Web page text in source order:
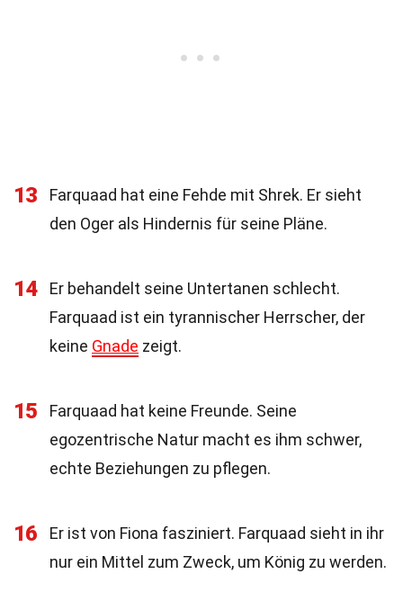
13
Farquaad hat eine Fehde mit Shrek. Er sieht
den Oger als Hindernis für seine Pläne.
14
Er behandelt seine Untertanen schlecht.
Farquaad ist ein tyrannischer Herrscher, der
keine Gnade zeigt.
15
Farquaad hat keine Freunde. Seine
egozentrische Natur macht es ihm schwer,
echte Beziehungen zu pflegen.
16
Er ist von Fiona fasziniert. Farquaad sieht in ihr
nur ein Mittel zum Zweck, um König zu werden.